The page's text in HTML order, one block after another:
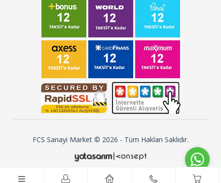
FCS Sanayi Market © 2026 - Tüm Hakları Saklıdır.